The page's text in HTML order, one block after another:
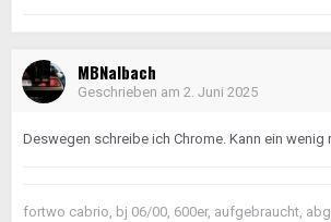
MBNalbach
Geschrieben am 2. Juni 2025
Deswegen schreibe ich Chrome. Kann ein wenig
fortwo cabrio, bj 06/00, 600er, aufgebraucht,